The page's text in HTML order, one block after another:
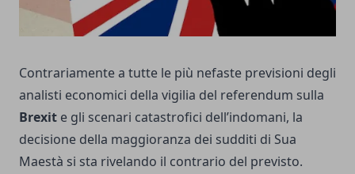
Contrariamente a tutte le più nefaste previsioni degli
analisti economici della vigilia del referendum sulla
Brexit e gli scenari catastrofici dell’indomani, la
decisione della maggioranza dei sudditi di Sua
Maestà si sta rivelando il contrario del previsto.